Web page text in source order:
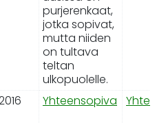
purjerenkaat,
jotka sopivat,
mutta niiden
on tultava
teltan
ulkopuolelle.
Yhteensopiva